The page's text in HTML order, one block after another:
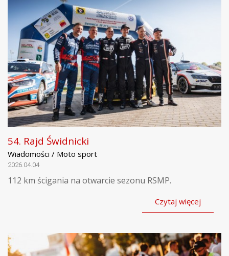
54. Rajd Świdnicki
Wiadomości / Moto sport
2026.04.04
112 km ścigania na otwarcie sezonu RSMP.
Czytaj więcej